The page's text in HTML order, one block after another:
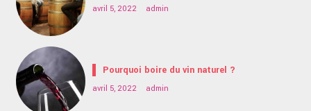
avril 5, 2022 admin
Pourquoi boire du vin naturel ?
avril 5, 2022 admin